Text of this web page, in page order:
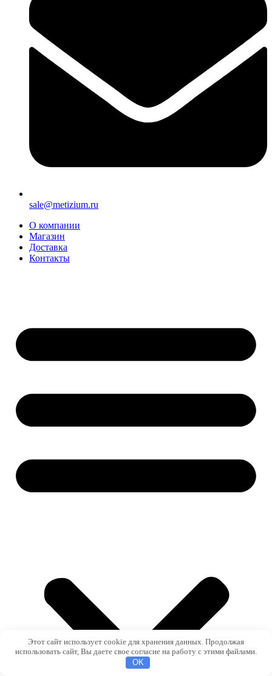
sale@metizium.ru
О компании
Магазин
Доставка
Контакты
Этот сайт использует cookie для хранения данных. Продолжая
использовать сайт, Вы даете свое согласие на работу с этими файлами.
OK